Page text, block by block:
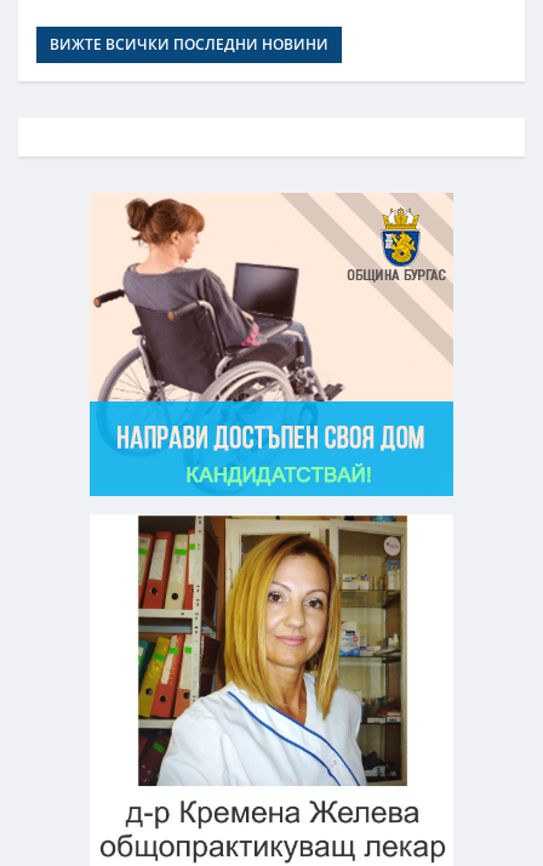
ВИЖТЕ ВСИЧКИ ПОСЛЕДНИ НОВИНИ